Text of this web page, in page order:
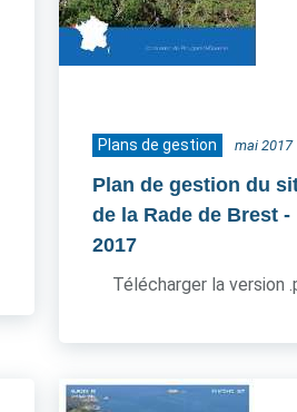
Plans de gestion mai 2017
Plan de gestion du
de la Rade de Brest -
2017
Télécharger la version